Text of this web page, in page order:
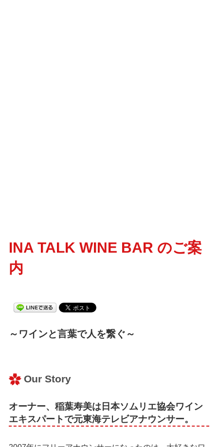
INA TALK WINE BAR のご案
内
～ワインと言葉で人を繋ぐ～
Our Story
オーナー、稲葉寿美は日本ソムリエ協会ワイン
エキスパートで元東海テレビアナウンサー。